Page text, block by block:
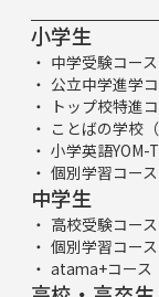
小学生
中学受験コース
公立中学進学
トップ校特進
ことばの学校（
小学英語YOM-
個別学習コー
中学生
高校受験コース
個別学習コー
atama+コース